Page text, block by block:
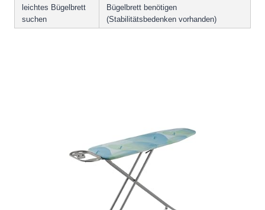
leichtes Bügelbrett
suchen
Bügelbrett benötigen
(Stabilitätsbedenken vorhanden)